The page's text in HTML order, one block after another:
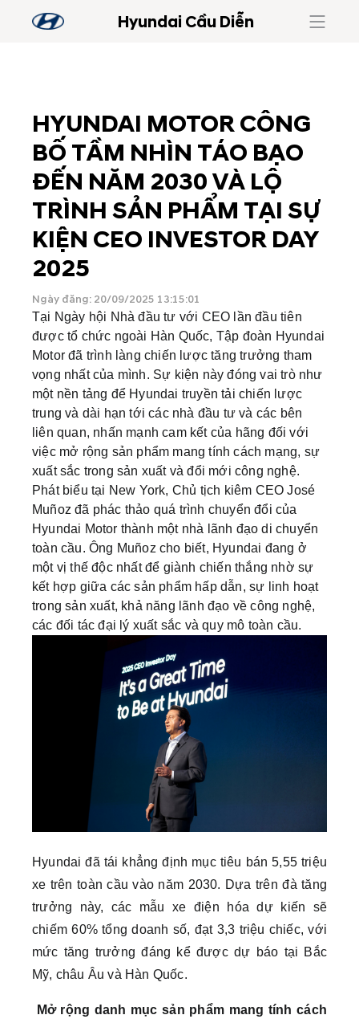
Hyundai Cầu Diễn
HYUNDAI MOTOR CÔNG
BỐ TẦM NHÌN TÁO BẠO
ĐẾN NĂM 2030 VÀ LỘ
TRÌNH SẢN PHẨM TẠI SỰ
KIỆN CEO INVESTOR DAY
2025
Ngày đăng: 20/09/2025 13:15:01
Tại Ngày hội Nhà đầu tư với CEO lần đầu tiên
được tổ chức ngoài Hàn Quốc, Tập đoàn Hyundai
Motor đã trình làng chiến lược tăng trưởng tham
vọng nhất của mình. Sự kiện này đóng vai trò như
một nền tảng để Hyundai truyền tải chiến lược
trung và dài hạn tới các nhà đầu tư và các bên
liên quan, nhấn mạnh cam kết của hãng đối với
việc mở rộng sản phẩm mang tính cách mạng, sự
xuất sắc trong sản xuất và đổi mới công nghệ.
Phát biểu tại New York, Chủ tịch kiêm CEO José
Muñoz đã phác thảo quá trình chuyển đổi của
Hyundai Motor thành một nhà lãnh đạo di chuyển
toàn cầu. Ông Muñoz cho biết, Hyundai đang ở
một vị thế độc nhất để giành chiến thắng nhờ sự
kết hợp giữa các sản phẩm hấp dẫn, sự linh hoạt
trong sản xuất, khả năng lãnh đạo về công nghệ,
các đối tác đại lý xuất sắc và quy mô toàn cầu.
Hyundai đã tái khẳng định mục tiêu bán 5,55 triệu
xe trên toàn cầu vào năm 2030. Dựa trên đà tăng
trưởng này, các mẫu xe điện hóa dự kiến sẽ
chiếm 60% tổng doanh số, đạt 3,3 triệu chiếc, với
mức tăng trưởng đáng kể được dự báo tại Bắc
Mỹ, châu Âu và Hàn Quốc.
Mở rộng danh mục sản phẩm mang tính cách